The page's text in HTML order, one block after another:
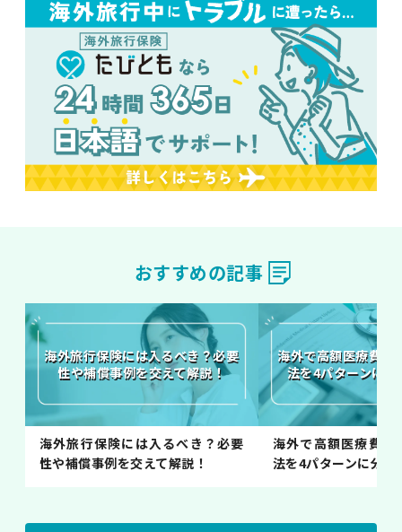
おすすめの記事
海外旅行保険には入るべき？必要
性や補償事例を交えて解説！
海外旅行保険には入るべき？必要
性や補償事例を交えて解説！
海外で高額医療費が
法を4パターンに
海外で高額医療費が
法を4パターンに分け